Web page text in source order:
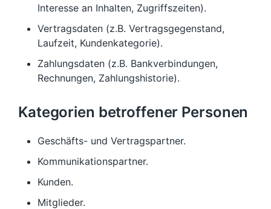
Interesse an Inhalten, Zugriffszeiten).
Vertragsdaten (z.B. Vertragsgegenstand,
Laufzeit, Kundenkategorie).
Zahlungsdaten (z.B. Bankverbindungen,
Rechnungen, Zahlungshistorie).
Kategorien betroffener Personen
Geschäfts- und Vertragspartner.
Kommunikationspartner.
Kunden.
Mitglieder.